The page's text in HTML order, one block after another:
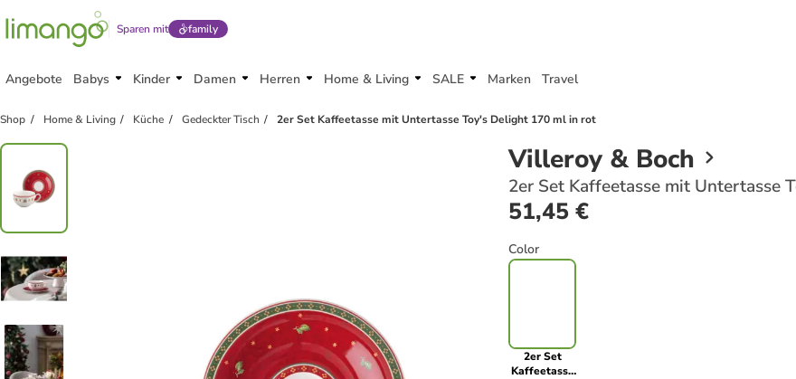
Sparen mit family
Angebote Babys Kinder Damen Herren Home & Living SALE Marken Travel
Shop Home & Living Küche Gedeckter Tisch 2er Set Kaffeetasse mit Untertasse Toy's Delight 170 ml in rot
Villeroy & Boch
2er Set Kaffeetasse mit Untertasse
51,45 €
Color
2er Set
Kaffeetasse